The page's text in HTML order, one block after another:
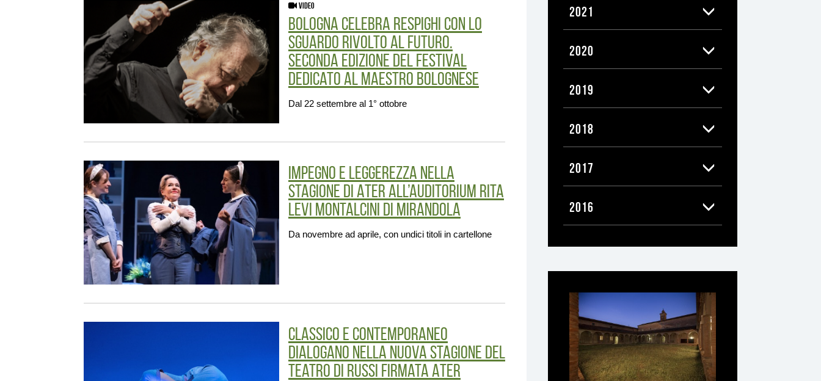
VIDEO
Bologna celebra Respighi con lo
sguardo rivolto al futuro.
Seconda edizione del Festival
dedicato al Maestro bolognese
Dal 22 settembre al 1° ottobre
Impegno e leggerezza nella
stagione di ATER all’Auditorium Rita
Levi Montalcini di Mirandola
Da novembre ad aprile, con undici titoli in cartellone
Classico e contemporaneo
dialogano nella nuova Stagione del
Teatro di Russi firmata Ater
2021
2020
2019
2018
2017
2016
Ti
può
interessare